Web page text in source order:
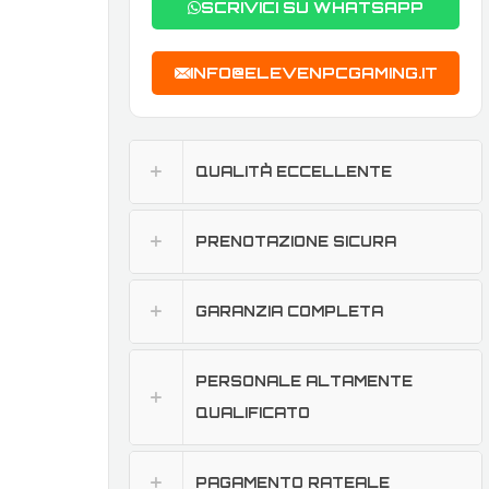
SCRIVICI SU WHATSAPP
INFO@ELEVENPCGAMING.IT
QUALITÀ ECCELLENTE
PRENOTAZIONE SICURA
GARANZIA COMPLETA
PERSONALE ALTAMENTE
QUALIFICATO
PAGAMENTO RATEALE